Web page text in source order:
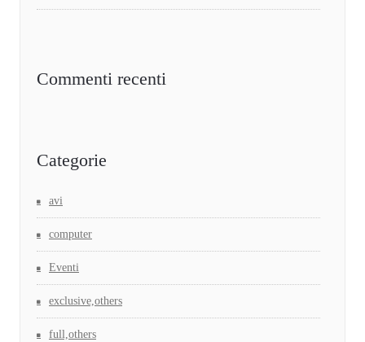
Commenti recenti
Categorie
avi
computer
Eventi
exclusive,others
full,others